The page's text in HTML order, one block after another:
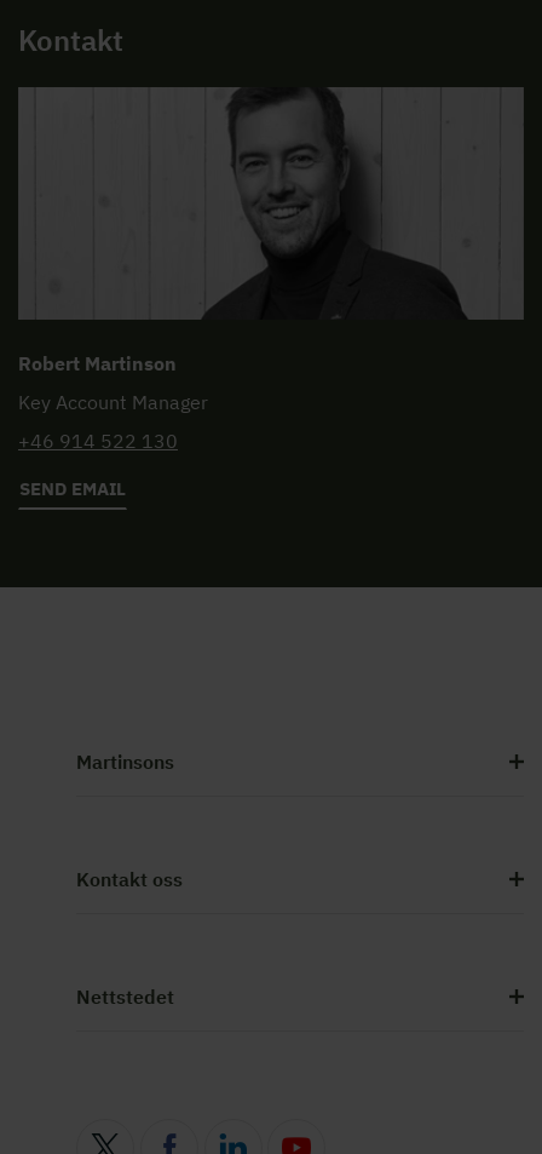
Kontakt
Robert Martinson
Key Account Manager
+46 914 522 130
SEND EMAIL
Martinsons
Kontakt oss
Nettstedet